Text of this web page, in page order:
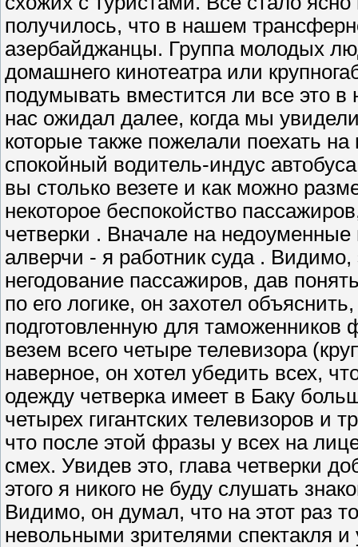
получилось, что в нашем
азербайджанцы. Группа молодых
домашнего кинотеатра или
подумывать вместится ли все это
нас ожидал далее, когда мы
которые также пожелали поехать
спокойный водитель-индус
вы столько везете и как можно
некоторое беспокойство
четверки . Вначале на
алверчи - я работник суда .
негодование пассажиров, дав
по его логике, он захотел
подготовленную для
везем всего четыре телевизора
наверное, он хотел убедить всех,
одежду четверка имеет в Баку
четырех гигантских телевизоров и
что после этой фразы у всех на
смех. Увидев это, глава четверки
этого я никого не буду слушать
Видимо, он думал, что на этот раз
невольными зрителями спектакля